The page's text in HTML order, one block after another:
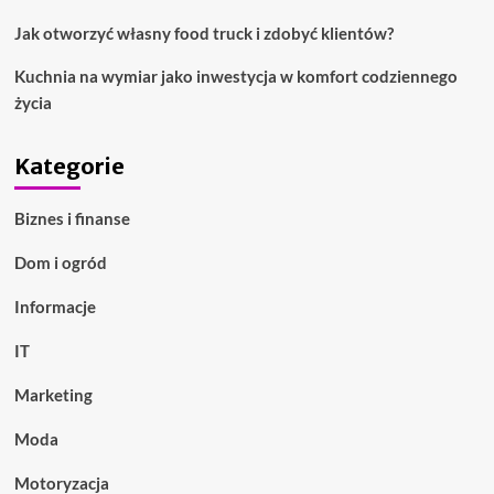
Jak otworzyć własny food truck i zdobyć klientów?
Kuchnia na wymiar jako inwestycja w komfort codziennego
życia
Kategorie
Biznes i finanse
Dom i ogród
Informacje
IT
Marketing
Moda
Motoryzacja